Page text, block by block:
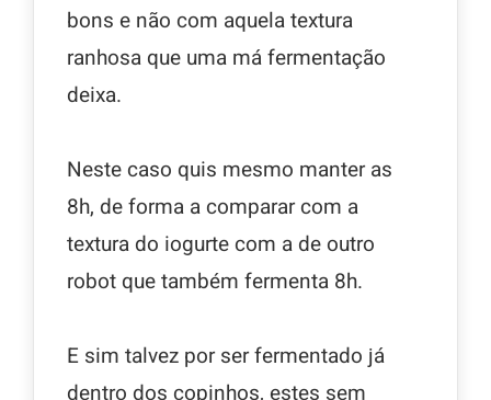
bons e não com aquela textura
ranhosa que uma má fermentação
deixa.
Neste caso quis mesmo manter as
8h, de forma a comparar com a
textura do iogurte com a de outro
robot que também fermenta 8h.
E sim talvez por ser fermentado já
dentro dos copinhos, estes sem